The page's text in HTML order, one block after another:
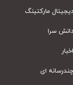
مارکتینگ
سرا
ای